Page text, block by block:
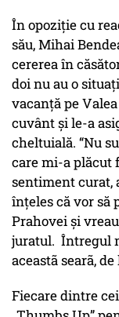
În opoziție cu
său, Mihai
cererea în
doi nu au o
vacanță pe
cuvânt și le-a
cheltuială. “Nu
care mi-a plăcut
sentiment curat,
înțeles că vor să
Prahovei și
juratul. Întregul
aceastã searã,
Fiecare dintre